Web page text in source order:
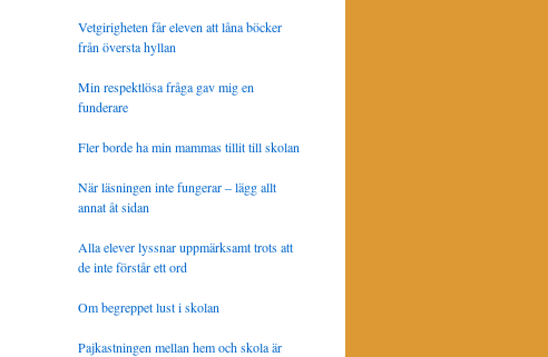
Vetgirigheten får eleven att låna böcker
från översta hyllan
Min respektlösa fråga gav mig en
funderare
Fler borde ha min mammas tillit till skolan
När läsningen inte fungerar – lägg allt
annat åt sidan
Alla elever lyssnar uppmärksamt trots att
de inte förstår ett ord
Om begreppet lust i skolan
Pajkastningen mellan hem och skola är